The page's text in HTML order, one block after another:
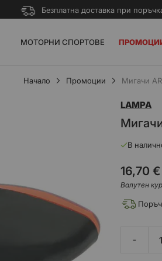
Безплатна доставка при
МОТОРНИ СПОРТОВЕ
Начало Промоции Mигачи
LAMPA
В
16,70 €
Валутен